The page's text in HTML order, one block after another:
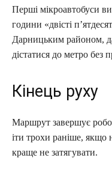
Перші мікроавтобуси
години «двісті
Дарницьким районом,
дістатися до метро без
Кінець руху
Маршрут завершує
іти трохи раніше, якщо
краще не затягувати.